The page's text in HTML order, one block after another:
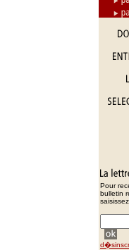
Pour
bulletin